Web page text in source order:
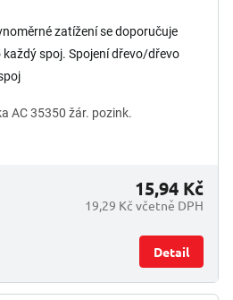
zatížení se doporučuje
spoj. Spojení dřevo/dřevo
AC 35350 žár. pozink.
19,29 Kč včetně DPH
15,94 Kč
Detail